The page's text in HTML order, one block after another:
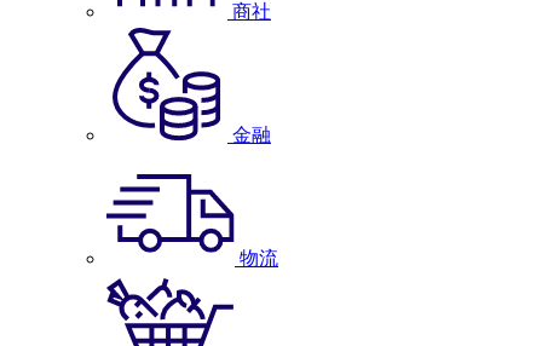
商社
金融
物流